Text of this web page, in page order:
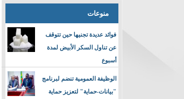
منوعات
فوائد عديدة تجنيها حين تتوقف
عن تناول السكر الأبيض لمدة
أسبوع
الوظيفة العمومية تنضم لبرنامج
"بيانات-حماية" لتعزيز حماية